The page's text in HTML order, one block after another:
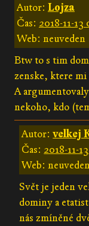
Autor: Lojza
Čas: 2018-11-
Web: neuveden
Btw to s tim
zenske, ktere
A
nekoho, kdo
Autor:velkej
Čas: 2018-11-
Web:
Svět je jeden
dominy a
nás zmíněné